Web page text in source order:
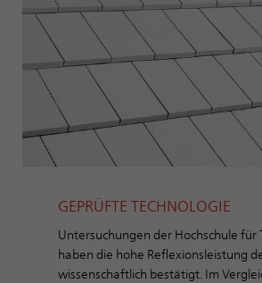
GEPRÜFTE TECHNOLOGIE
Untersuchungen der Hochschule für
haben die hohe Reflexionsleistung
wissenschaftlich bestätigt. Im